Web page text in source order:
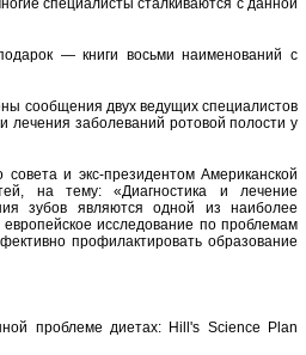
специалисты сталкиваются с данной
— книги восьми наименований с
сообщения двух ведущих специалистов
лечения заболеваний ротовой полости у
и экс-президентом Американской
на тему: «Диагностика и лечение
зубов являются одной из наиболее
исследование по проблемам
профилактировать образование
проблеме диетах: Hill's Science Plan